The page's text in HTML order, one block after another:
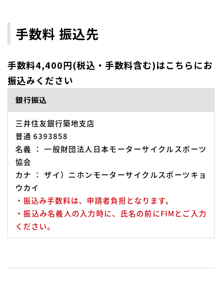
手数料 振込先
手数料4,400円(税込・手数料含む)はこちらにお
振込みください
銀行振込
三井住友銀行築地支店
普通 6393858
名義 ： 一般財団法人日本モーターサイクルスポーツ
協会
カナ ： ザイ）ニホンモーターサイクルスポーツキョ
ウカイ
・振込み手数料は、申請者負担となります。
・振込み名義人の入力時に、氏名の前にFIMとご入力
ください。